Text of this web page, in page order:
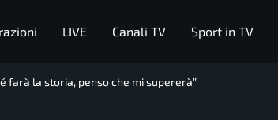
LIVE Canali TV Sport in TV
farà la storia, penso che mi supererà”